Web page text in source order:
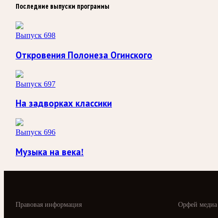
Последние выпуски программы
Выпуск 698
Откровения Полонеза Огинского
Выпуск 697
На задворках классики
Выпуск 696
Музыка на века!
Орфей медиа
Правовая информация